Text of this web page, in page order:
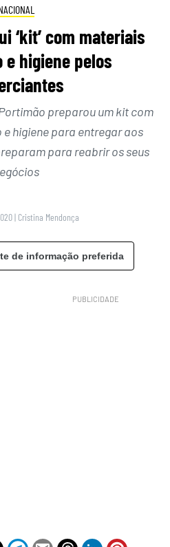
‘kit’ com materiais
e higiene pelos
preparou um kit com
higiene para entregar aos
para reabrir os seus
| Cristina Mendonça
de informação preferida